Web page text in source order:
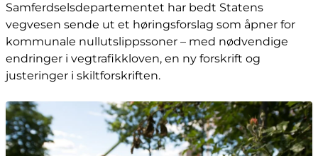
Samferdselsdepartementet har bedt Statens
vegvesen sende ut et høringsforslag som åpner for
kommunale nullutslippssoner – med nødvendige
endringer i vegtrafikkloven, en ny forskrift og
justeringer i skiltforskriften.